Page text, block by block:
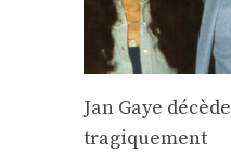
Jan Gaye décède
tragiquement